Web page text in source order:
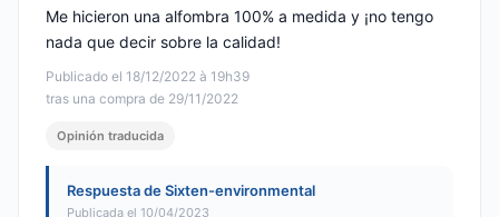
Publicado el 18/12/2022 à 19h39
tras una compra de 29/11/2022
Me hicieron una alfombra 100% a medida y ¡no tengo
nada que decir sobre la calidad!
Opinión traducida
Respuesta de Sixten-environmental
Publicada el 10/04/2023